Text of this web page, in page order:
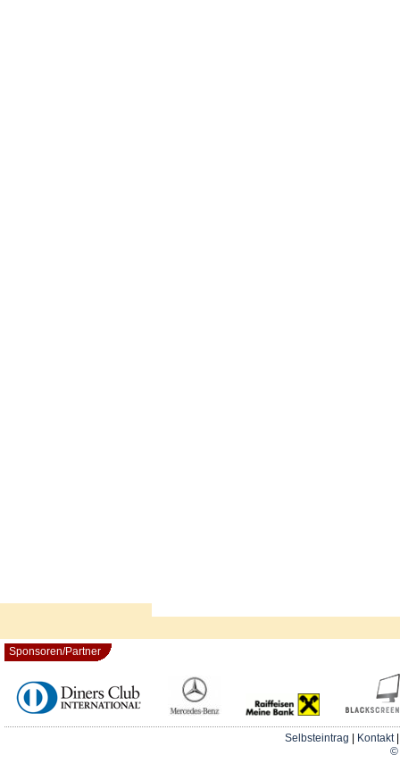
Sponsoren/Partner
Selbsteintrag Kontakt
©